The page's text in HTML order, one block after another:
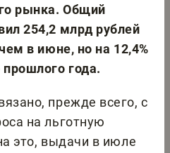
рынка. Общий
254,2 млрд рублей
в июне, но на 12,4%
года.
прежде всего, с
на льготную
это, выдачи в июле